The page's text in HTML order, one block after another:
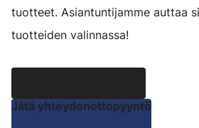
tuotteet. Asiantuntijamme auttaa
tuotteiden valinnassa!
Jätä yhteydenottopyyntö